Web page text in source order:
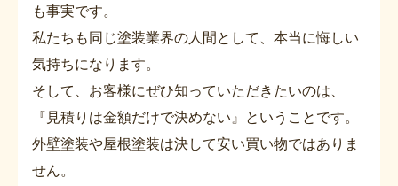
も事実です。
私たちも同じ塗装業界の人間として、本当に悔しい
気持ちになります。
そして、お客様にぜひ知っていただきたいのは、
『見積りは金額だけで決めない』ということです。
外壁塗装や屋根塗装は決して安い買い物ではありま
せん。